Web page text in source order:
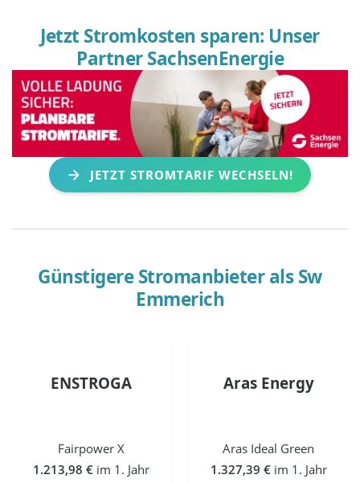
Jetzt Stromkosten sparen: Unser
Partner SachsenEnergie
JETZT STROMTARIF WECHSELN!
Günstigere Stromanbieter alsSw
Emmerich
ENSTROGA
Fairpower X
1.213,98 € im 1. Jahr
Aras Energy
Aras Ideal Green
1.327,39 € im 1. Jahr